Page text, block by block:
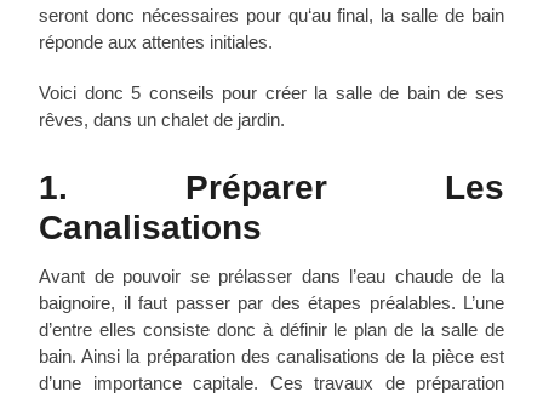
seront donc nécessaires pour qu‘au final, la salle de bain
réponde aux attentes initiales.
Voici donc 5 conseils pour créer la salle de bain de ses
rêves, dans un chalet de jardin.
1. Préparer Les
Canalisations
Avant de pouvoir se prélasser dans l’eau chaude de la
baignoire, il faut passer par des étapes préalables. L’une
d’entre elles consiste donc à définir le plan de la salle de
bain. Ainsi la préparation des canalisations de la pièce est
d’une importance capitale. Ces travaux de préparation